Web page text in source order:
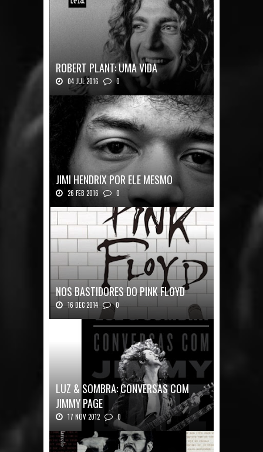
ROBERT PLANT: UMA VIDA
04 JUL 2016 0
Robert Plant, o vocalista do Led Zeppeli...
JIMI HENDRIX POR ELE MESMO
26 FEB 2016 0
Texto histórico expõe a mente do mestre J...
NOS BASTIDORES DO PINK FLOYD
16 DEC 2014 0
Nos Bastidores do Pink Floyd Autor: Mark B...
LUZ & SOMBRA: CONVERSAS COM
JIMMY PAGE
17 NOV 2012 0
Luz & Sombra: Conversas com Jimmy Pag...